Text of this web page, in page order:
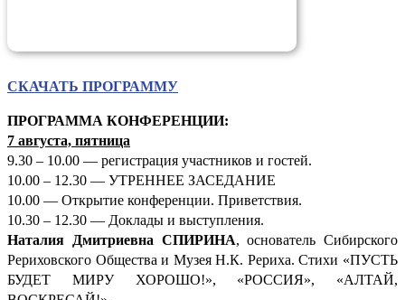
СКАЧАТЬ ПРОГРАММУ
ПРОГРАММА КОНФЕРЕНЦИИ:
7 августа, пятница
9.30 – 10.00 — регистрация участников и гостей.
10.00 – 12.30 — УТРЕННЕЕ ЗАСЕДАНИЕ
10.00 — Открытие конференции. Приветствия.
10.30 – 12.30 — Доклады и выступления.
Наталия Дмитриевна СПИРИНА, основатель Сибирского
Рериховского Общества и Музея Н.К. Рериха. Стихи «ПУСТЬ
БУДЕТ МИРУ ХОРОШО!», «РОССИЯ», «АЛТАЙ,